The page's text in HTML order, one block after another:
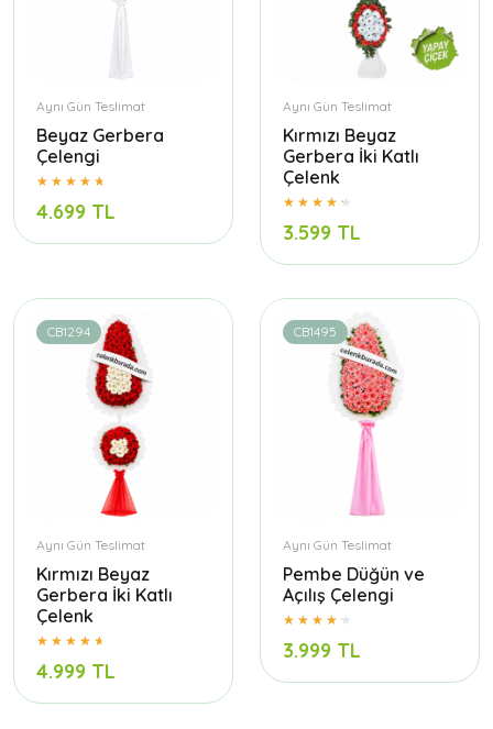
Aynı Gün Teslimat
Beyaz Gerbera
Çelengi
4.699 TL
Aynı Gün Teslimat
Kırmızı Beyaz
Gerbera İki Katlı
Çelenk
3.599 TL
CB1294
Aynı Gün Teslimat
Kırmızı Beyaz
Gerbera İki Katlı
Çelenk
4.999 TL
CB1495
Aynı Gün Teslimat
Pembe Düğün ve
Açılış Çelengi
3.999 TL